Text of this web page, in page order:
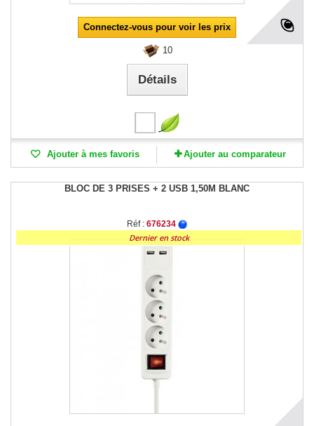
Connectez-vous pour voir les prix
10
Détails
Ajouter à mes favoris Ajouter au comparateur
BLOC DE 3 PRISES + 2 USB 1,50M BLANC
Réf : 676234
Dernier en stock